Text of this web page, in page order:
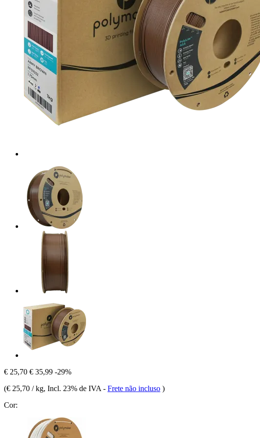
€ 25,70 € 35,99 -29%
(€ 25,70 / kg, Incl. 23% de IVA - Frete não incluso )
Cor: